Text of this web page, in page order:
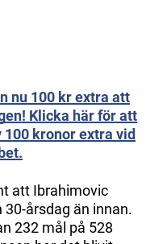
nu 100 kr extra att
Klicka här för att
kronor extra vid
att Ibrahimovic
årsdag än innan.
232 mål på 528